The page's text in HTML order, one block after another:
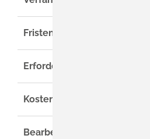
Fristen
Erforderliche Unterlagen
Kosten
Bearbeitungsdauer